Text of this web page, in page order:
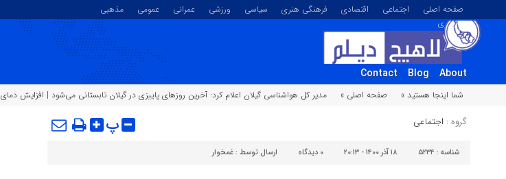
صفحه اصلی اجتماعی اقتصادی فرهنگی هنری سیاسی ورزشی عمرانی عمومی
مذهبی
تصویری
About
Blog
Contact
شما اینجا هستید »
صفحه اصلی » مدیر کل هواشناسی گیلان اعلام کرد: آخرین روز‌های پاییزی در گیلان تابستانی می‌شود | افزایش دمای ۸ تا ۱۲ درجه‌ای
گروه : اجتماعی پ
شناسه : ۵۲۳۴ ۱۸ آذر ۱۴۰۰ - ۲۰:۱۳ ۰ دیدگاه ارسال توسط : غمخوار